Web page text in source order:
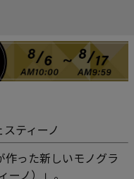
ティーノ
作った新しいモノグラ
ーノ）」。